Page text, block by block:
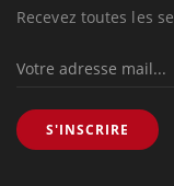
Recevez toutes les
S'INSCRIRE